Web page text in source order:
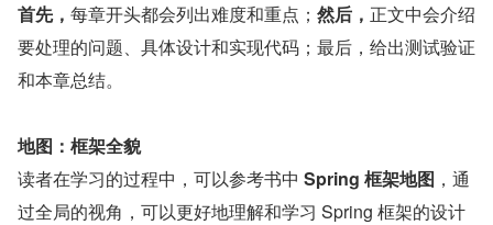
首先， 每章开头都会列出难度和重点； 然后， 正文中会介绍
要处理的问题、具体设计和实现代码；最后，给出测试验证
和本章总结。
地图：框架全貌
读者在学习的过程中，可以参考书中 Spring 框架地图 ，通
过全局的视角，可以更好地理解和学习 Spring 框架的设计